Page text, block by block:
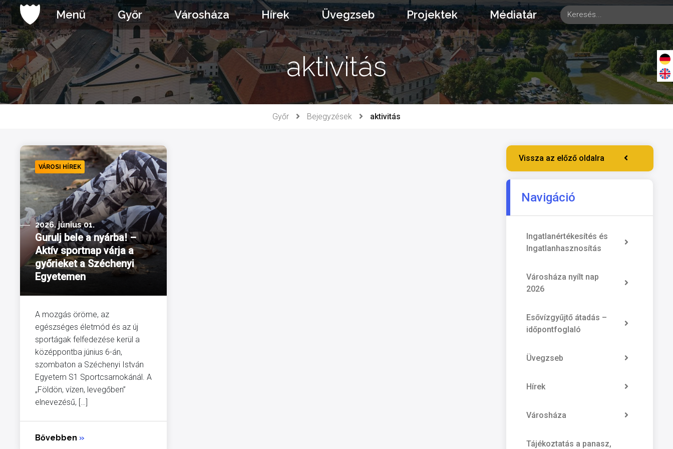
Ugrás
a
tartalomhoz
Menü Győr Városháza Hírek Üvegzseb Projektek Médiatár
aktivitás
Győr Bejegyzések aktivitás
VÁROSI HÍREK
2026. június 01.
Gurulj bele a nyárba! –
Aktív sportnap várja a
győrieket a Széchenyi
Egyetemen
A mozgás öröme, az
egészséges életmód és az új
sportágak felfedezése kerül a
középpontba június 6-án,
szombaton a Széchenyi István
Egyetem S1 Sportcsarnokánál. A
„Földön, vízen, levegőben”
elnevezésű, […]
Bővebben »
Vissza az előző oldalra
Navigáció
Ingatlanértékesítés és
Ingatlanhasznosítás
Városháza nyílt nap
2026
Esővízgyűjtő átadás –
időpontfoglaló
Üvegzseb
Hírek
Városháza
Tájékoztatás a panasz,